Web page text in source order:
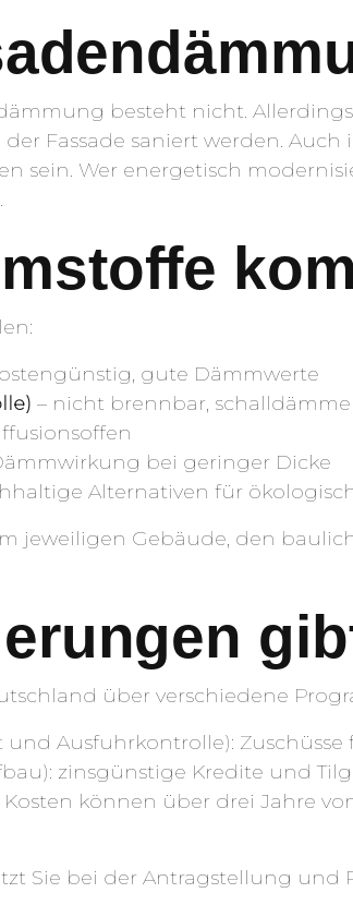
besteht nicht.
der Fassade saniert werden.
sein. Wer energetisch
gute Dämmwerte
– nicht brennbar,
bei geringer Dicke
Alternativen für
jeweiligen Gebäude, den
über verschiedene
Ausfuhrkontrolle):
zinsgünstige Kredite und
Kosten können über drei Jahre
Sie bei der Antragstellung